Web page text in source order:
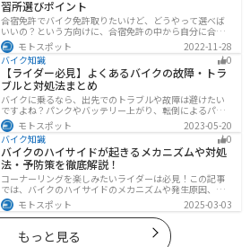
習所選びポイント
合宿免許でバイク免許取りたいけど、どうやって選べば
いいの？という方向けに、合宿免許の中から自分に合っ
た教習所を選ぶ方法をまとめました。押さえるべきポイ
ントは9つです。料金をできるだけ抑えたり、旅行も兼ね
て楽しみたい人必見です！
モトスポット
2022-11-28
バイク知識
0
【ライダー必見】よくあるバイクの故障・トラ
ブルと対処法まとめ
バイクに乗るなら、出先でのトラブルや故障は避けたい
ですよね？パンクやバッテリー上がり、転倒によるパー
ツの破損、鍵紛失などよくあるトラブルと対処法を徹底
的にまとめました！実際に遭遇しなくても対処法を知
り、事前に準備しておくようにしましょう。
モトスポット
2023-05-20
バイク知識
0
バイクのハイサイドが起きるメカニズムや対処
法・予防策を徹底解説！
コーナーリングを楽しみたいライダーは必見！この記事
では、バイクのハイサイドのメカニズムや発生原因、対
処法、予防策を解説しています。実は、バイクのハイサ
イドは危険な現象ですが、正しい知識と対策で防ぐこと
が可能です。この記事を読めば、ハイサイドのリスクを
減らせます。
モトスポット 2025-03-03
もっと見る